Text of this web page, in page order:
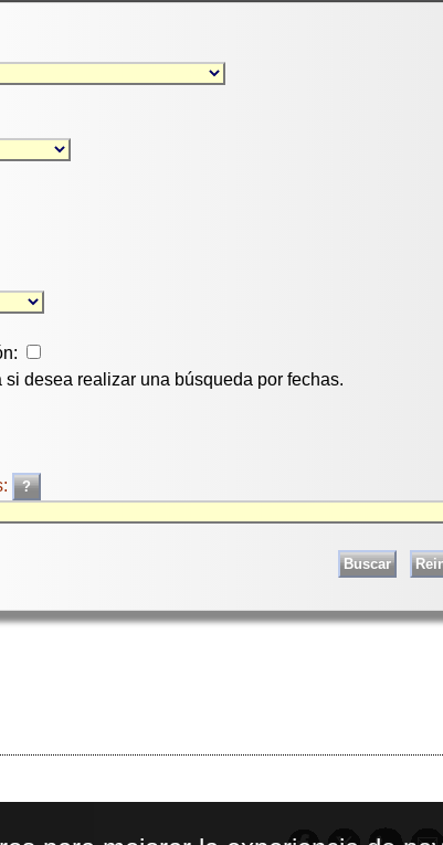
si desea realizar una búsqueda por fechas.